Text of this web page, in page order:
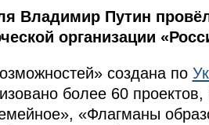
Владимир Путин
организации
создана по
более 60
«Флагманы